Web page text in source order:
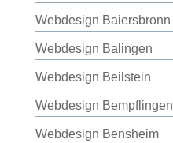
Webdesign Baiersbronn
Webdesign Balingen
Webdesign Beilstein
Webdesign Bempflingen
Webdesign Bensheim